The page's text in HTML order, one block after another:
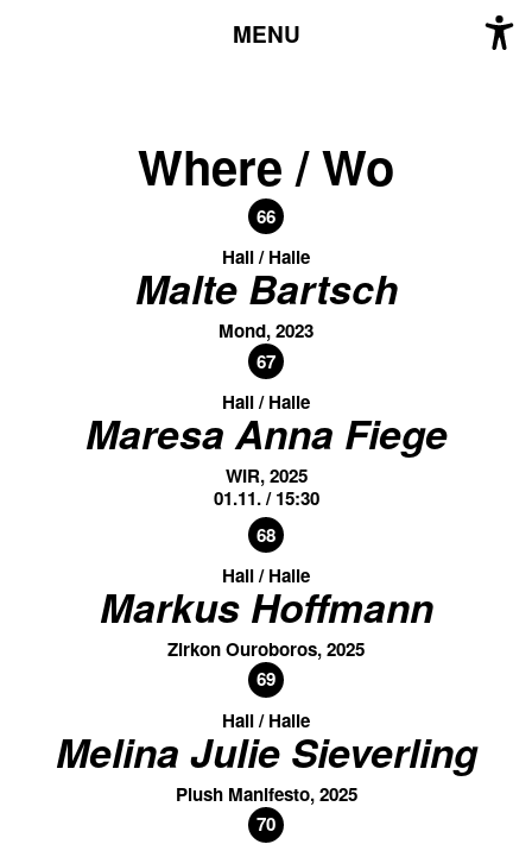
MENU
Where / Wo
66
Hall / Halle
Malte Bartsch
Mond, 2023
67
Hall / Halle
Maresa Anna Fiege
WIR, 2025
01.11. / 15:30
68
Hall / Halle
Markus Hoffmann
Zirkon Ouroboros, 2025
69
Hall / Halle
Melina Julie Sieverling
Plush Manifesto, 2025
70